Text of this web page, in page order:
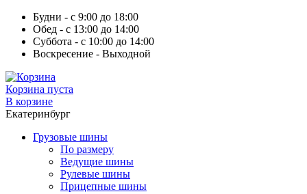
Будни - с 9:00 до 18:00
Обед - с 13:00 до 14:00
Суббота - с 10:00 до 14:00
Воскресение - Выходной
Корзина пуста
В корзине
Екатеринбург
Грузовые шины
По размеру
Ведущие шины
Рулевые шины
Прицепные шины